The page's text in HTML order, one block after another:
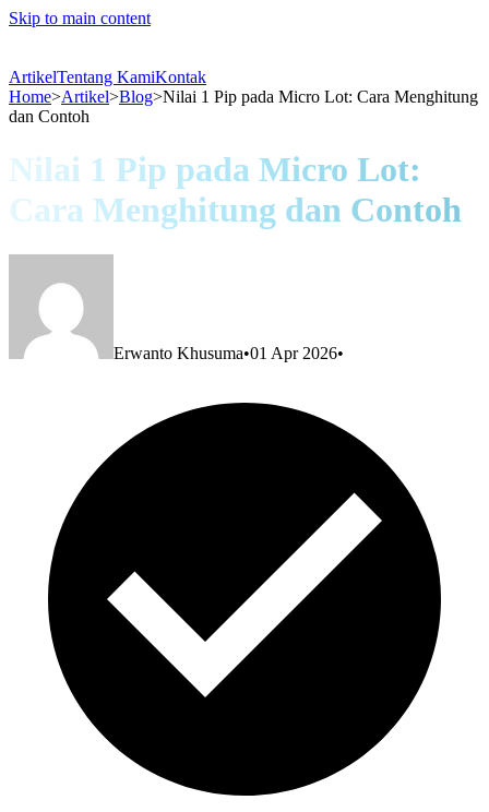
Skip to main content
ArtikelTentang KamiKontak
Home>Artikel>Blog>Nilai 1 Pip pada Micro Lot: Cara Menghitung
dan Contoh
Nilai 1 Pip pada Micro Lot:
Cara Menghitung dan Contoh
Erwanto Khusuma•01 Apr 2026•